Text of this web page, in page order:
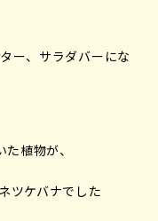
ー、サラダバーにな
植物が、
ツケバナでした